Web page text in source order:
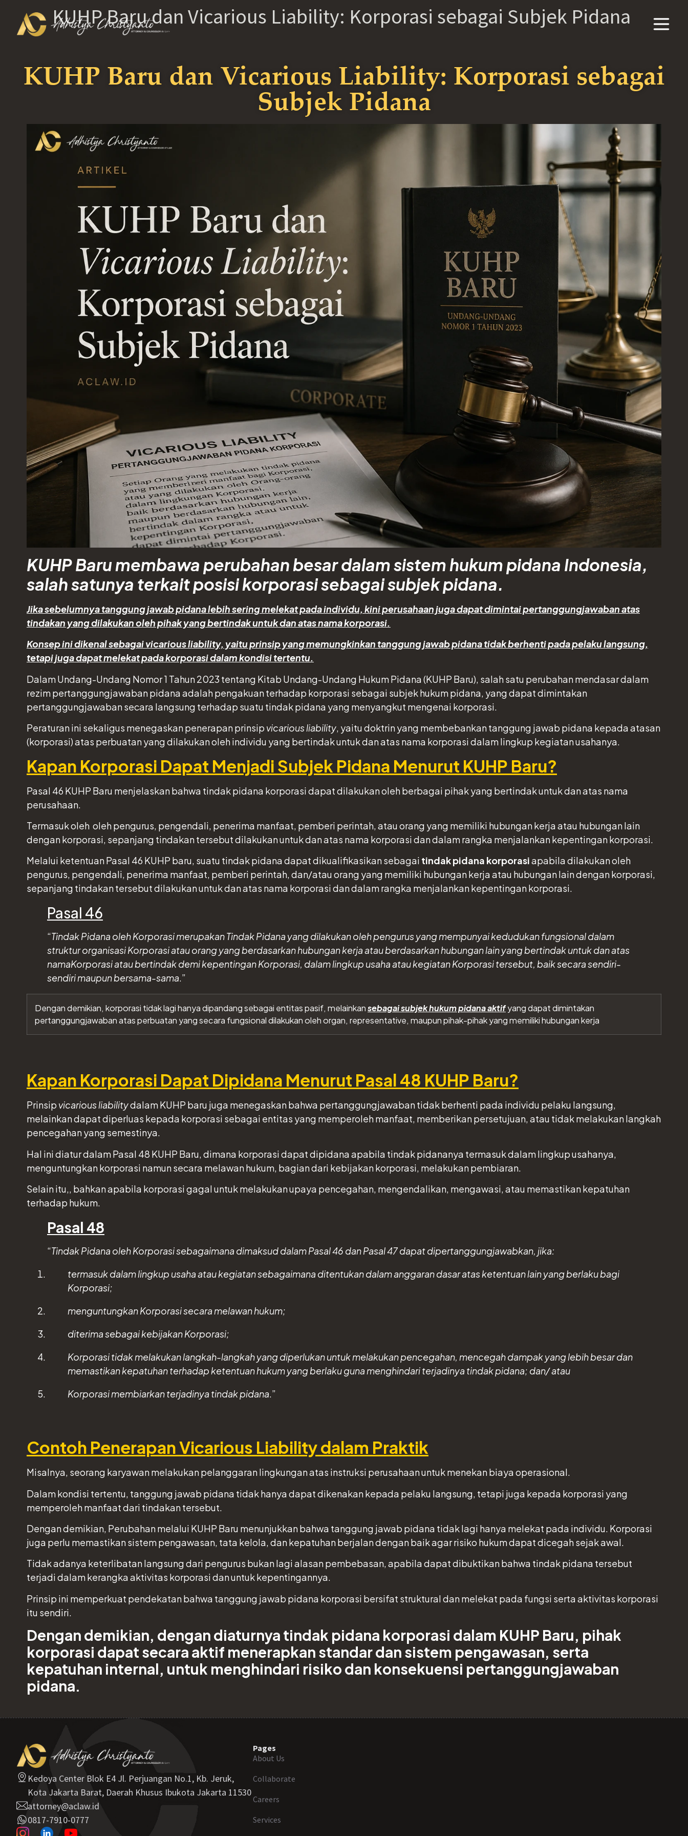
KUHP Baru dan Vicarious Liability: Korporasi sebagai Subjek Pidana
KUHP Baru dan Vicarious Liability: Korporasi sebagai
Subjek Pidana
KUHP Baru membawa perubahan besar dalam sistem hukum pidana Indonesia,
salah satunya terkait posisi korporasi sebagai subjek pidana.
Jika sebelumnya tanggung jawab pidana lebih sering melekat pada individu, kini perusahaan juga dapat dimintai pertanggungjawaban atas
tindakan yang dilakukan oleh pihak yang bertindak untuk dan atas nama korporasi.
Konsep ini dikenal sebagai vicarious liability, yaitu prinsip yang memungkinkan tanggung jawab pidana tidak berhenti pada pelaku langsung,
tetapi juga dapat melekat pada korporasi dalam kondisi tertentu.
Dalam Undang-Undang Nomor 1 Tahun 2023 tentang Kitab Undang-Undang Hukum Pidana (KUHP Baru), salah satu perubahan mendasar dalam
rezim pertanggungjawaban pidana adalah pengakuan terhadap korporasi sebagai subjek hukum pidana, yang dapat dimintakan
pertanggungjawaban secara langsung terhadap suatu tindak pidana yang menyangkut mengenai korporasi.
Peraturan ini sekaligus menegaskan penerapan prinsip vicarious liability, yaitu doktrin yang membebankan tanggung jawab pidana kepada atasan
(korporasi) atas perbuatan yang dilakukan oleh individu yang bertindak untuk dan atas nama korporasi dalam lingkup kegiatan usahanya.
Kapan Korporasi Dapat Menjadi Subjek Pidana Menurut KUHP Baru?
Pasal 46 KUHP Baru menjelaskan bahwa tindak pidana korporasi dapat dilakukan oleh berbagai pihak yang bertindak untuk dan atas nama
perusahaan.
Termasuk oleh oleh pengurus, pengendali, penerima manfaat, pemberi perintah, atau orang yang memiliki hubungan kerja atau hubungan lain
dengan korporasi, sepanjang tindakan tersebut dilakukan untuk dan atas nama korporasi dan dalam rangka menjalankan kepentingan korporasi.
Melalui ketentuan Pasal 46 KUHP baru, suatu tindak pidana dapat dikualifikasikan sebagai tindak pidana korporasiapabila dilakukan oleh
pengurus, pengendali, penerima manfaat, pemberi perintah, dan/atau orang yang memiliki hubungan kerja atau hubungan lain dengan korporasi,
sepanjang tindakan tersebut dilakukan untuk dan atas nama korporasi dan dalam rangka menjalankan kepentingan korporasi.
Pasal 46
“Tindak Pidana oleh Korporasi merupakan Tindak Pidana yang dilakukan oleh pengurus yang mempunyai kedudukan fungsional dalam
struktur organisasi Korporasi atau orang yang berdasarkan hubungan kerja atau berdasarkan hubungan lain yang bertindak untuk dan atas
namaKorporasi atau bertindak demi kepentingan Korporasi, dalam lingkup usaha atau kegiatan Korporasi tersebut, baik secara sendiri-
sendiri maupun bersama-sama.”
Dengan demikian, korporasi tidak lagi hanya dipandang sebagai entitas pasif, melainkansebagai subjek hukum pidana aktifyang dapat dimintakan
pertanggungjawaban atas perbuatan yang secara fungsional dilakukan oleh organ, representative, maupun pihak-pihak yang memiliki hubungan kerja
Kapan Korporasi Dapat Dipidana Menurut Pasal 48 KUHP Baru?
Prinsip vicarious liabilitydalam KUHP baru juga menegaskan bahwa pertanggungjawaban tidak berhenti pada individu pelaku langsung,
melainkan dapat diperluas kepada korporasi sebagai entitas yang memperoleh manfaat, memberikan persetujuan, atau tidak melakukan langkah
pencegahan yang semestinya.
Hal ini diatur dalam Pasal 48 KUHP Baru, dimana korporasi dapat dipidana apabila tindak pidananya termasuk dalam lingkup usahanya,
menguntungkan korporasi namun secara melawan hukum, bagian dari kebijakan korporasi, melakukan pembiaran.
Selain itu,, bahkan apabila korporasi gagal untuk melakukan upaya pencegahan, mengendalikan, mengawasi, atau memastikan kepatuhan
terhadap hukum.
Pasal 48
“Tindak Pidana oleh Korporasi sebagaimana dimaksud dalam Pasal 46 dan Pasal 47 dapat dipertanggungjawabkan, jika:
termasuk dalam lingkup usaha atau kegiatan sebagaimana ditentukan dalam anggaran dasar atas ketentuan lain yang berlaku bagi
Korporasi;
menguntungkan Korporasi secara melawan hukum;
diterima sebagai kebijakan Korporasi;
Korporasi tidak melakukan langkah-langkah yang diperlukan untuk melakukan pencegahan, mencegah dampak yang lebih besar dan
memastikan kepatuhan terhadap ketentuan hukum yang berlaku guna menghindari terjadinya tindak pidana; dan/ atau
Korporasi membiarkan terjadinya tindak pidana.”
Contoh Penerapan Vicarious Liability dalam Praktik
Misalnya, seorang karyawan melakukan pelanggaran lingkungan atas instruksi perusahaan untuk menekan biaya operasional.
Dalam kondisi tertentu, tanggung jawab pidana tidak hanya dapat dikenakan kepada pelaku langsung, tetapi juga kepada korporasi yang
memperoleh manfaat dari tindakan tersebut.
Dengan demikian, Perubahan melalui KUHP Baru menunjukkan bahwa tanggung jawab pidana tidak lagi hanya melekat pada individu. Korporasi
juga perlu memastikan sistem pengawasan, tata kelola, dan kepatuhan berjalan dengan baik agar risiko hukum dapat dicegah sejak awal.
Tidak adanya keterlibatan langsung dari pengurus bukan lagi alasan pembebasan, apabila dapat dibuktikan bahwa tindak pidana tersebut
terjadi dalam kerangka aktivitas korporasi dan untuk kepentingannya.
Prinsip ini memperkuat pendekatan bahwa tanggung jawab pidana korporasi bersifat struktural dan melekat pada fungsi serta aktivitas korporasi
itu sendiri.
Dengan demikian, dengan diaturnya tindak pidana korporasi dalam KUHP Baru, pihak
korporasi dapat secara aktif menerapkan standar dan sistem pengawasan, serta
kepatuhan internal, untuk menghindari risiko dan konsekuensi pertanggungjawaban
pidana.
Kedoya Center Blok E4 Jl. Perjuangan No.1, Kb. Jeruk,
Kota Jakarta Barat, Daerah Khusus Ibukota Jakarta 11530
attorney@aclaw.id
0817-7910-0777
Pages
About Us
Collaborate
Careers
Services